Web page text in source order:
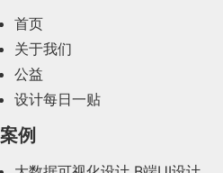
首页
关于我们
公益
设计每日一贴
案例